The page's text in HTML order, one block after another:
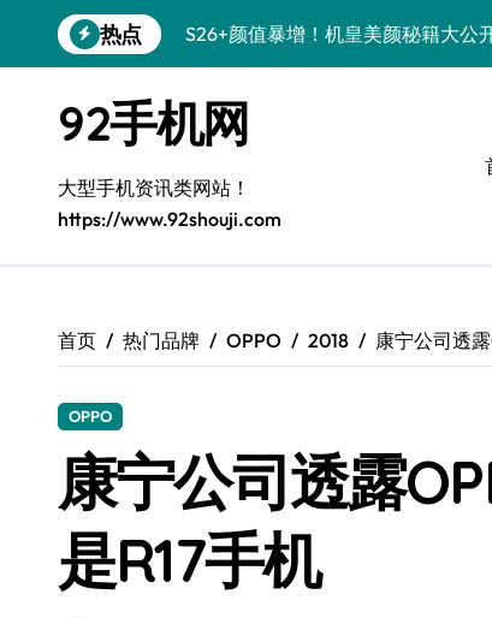
到
热点
S26+颜值暴增！机皇美颜秘籍大公
A56 5G惊艳登场，三星新风尚来了
三星S26个性美颜全攻略，一键解锁
S25美化秘籍：个性潮玩，点亮三星
C55 5G焕新秘籍：定制潮流无限可能
Galaxy C55 5G登场，美学新标杆！
S25+闪亮登场，3招搞定绝美光影效
92手机网
大型手机资讯类网站！
https://www.92shouji.com
首页 热门品牌 OPPO 2018 康宁公司透
OPPO
康宁公司透露
是R17手机